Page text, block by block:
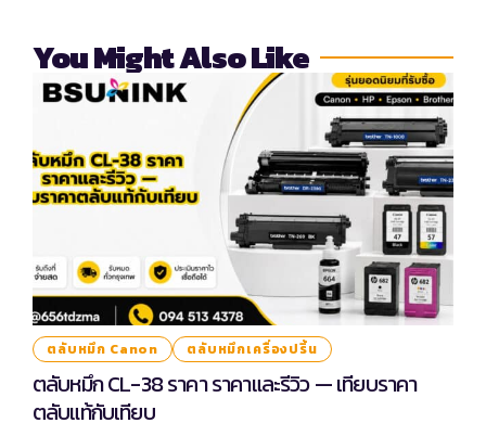
You Might Also Like
ตลับหมึก Canon ตลับหมึกเครื่องปริ้น
ตลับหมึก CL-38 ราคา ราคาและรีวิว — เทียบราคา
ตลับแท้กับเทียบ